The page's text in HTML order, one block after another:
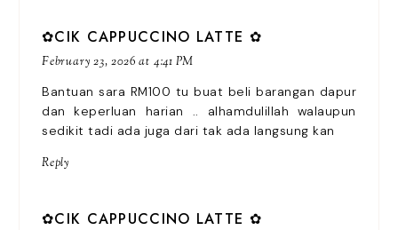
✿CIK CAPPUCCINO LATTE ✿
February 23, 2026 at 4:41 PM
Bantuan sara RM100 tu buat beli barangan dapur
dan keperluan harian .. alhamdulillah walaupun
sedikit tadi ada juga dari tak ada langsung kan
Reply
✿CIK CAPPUCCINO LATTE ✿